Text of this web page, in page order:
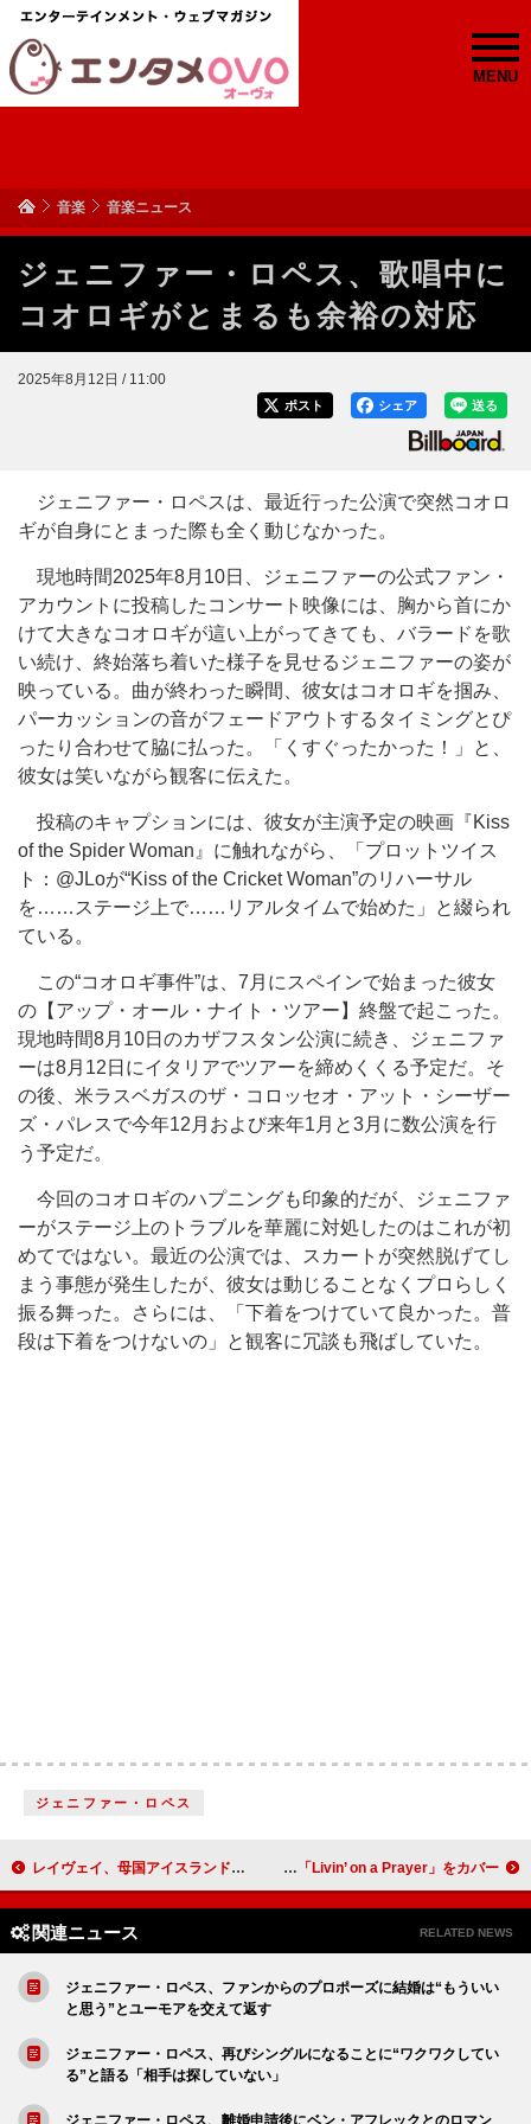
MENU
音楽 音楽ニュース
ジェニファー・ロペス、歌唱中に
コオロギがとまるも余裕の対応
2025年8月12日 / 11:00
送る
シェア
ポスト
ジェニファー・ロペスは、最近行った公演で突然コオロ
ギが自身にとまった際も全く動じなかった。
現地時間2025年8月10日、ジェニファーの公式ファン・
アカウントに投稿したコンサート映像には、胸から首にか
けて大きなコオロギが這い上がってきても、バラードを歌
い続け、終始落ち着いた様子を見せるジェニファーの姿が
映っている。曲が終わった瞬間、彼女はコオロギを掴み、
パーカッションの音がフェードアウトするタイミングとぴ
ったり合わせて脇に払った。「くすぐったかった！」と、
彼女は笑いながら観客に伝えた。
投稿のキャプションには、彼女が主演予定の映画『Kiss
of the Spider Woman』に触れながら、「プロットツイス
ト：@JLoが“Kiss of the Cricket Woman”のリハーサル
を……ステージ上で……リアルタイムで始めた」と綴られ
ている。
この“コオロギ事件”は、7月にスペインで始まった彼女
の【アップ・オール・ナイト・ツアー】終盤で起こった。
現地時間8月10日のカザフスタン公演に続き、ジェニファ
ーは8月12日にイタリアでツアーを締めくくる予定だ。そ
の後、米ラスベガスのザ・コロッセオ・アット・シーザー
ズ・パレスで今年12月および来年1月と3月に数公演を行
う予定だ。
今回のコオロギのハプニングも印象的だが、ジェニファ
ーがステージ上のトラブルを華麗に対処したのはこれが初
めてではない。最近の公演では、スカートが突然脱げてし
まう事態が発生したが、彼女は動じることなくプロらしく
振る舞った。さらには、「下着をつけていて良かった。普
段は下着をつけないの」と観客に冗談も飛ばしていた。
ジェニファー・ロペス
レイヴェイ、母国アイスランドで撮影された「Snow White」MV公開 マイ・ケミカル・ロマンス、米NJ公演で同郷ボン・ジョヴィ「Livin’ on a Prayer」をカバー
関連ニュース RELATED NEWS
ジェニファー・ロペス、ファンからのプロポーズに結婚は“もういい
と思う”とユーモアを交えて返す
ジェニファー・ロペス、再びシングルになることに“ワクワクしてい
る”と語る「相手は探していない」
ジェニファー・ロペス、離婚申請後にベン・アフレックとのロマン